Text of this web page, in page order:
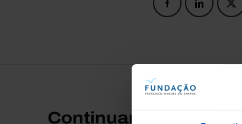
Continuar a pesquisar